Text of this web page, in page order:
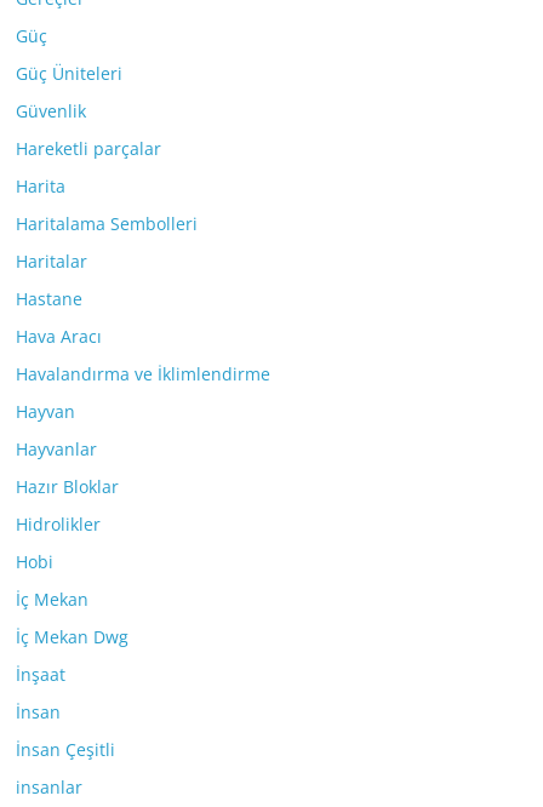
Güç
Güç Üniteleri
Güvenlik
Hareketli parçalar
Harita
Haritalama Sembolleri
Haritalar
Hastane
Hava Aracı
Havalandırma ve İklimlendirme
Hayvan
Hayvanlar
Hazır Bloklar
Hidrolikler
Hobi
İç Mekan
İç Mekan Dwg
İnşaat
İnsan
İnsan Çeşitli
insanlar